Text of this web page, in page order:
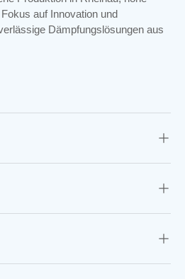
auf Innovation und
Dämpfungslösungen aus